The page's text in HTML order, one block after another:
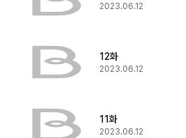
2023.06.12
12화
2023.06.12
11화
2023.06.12